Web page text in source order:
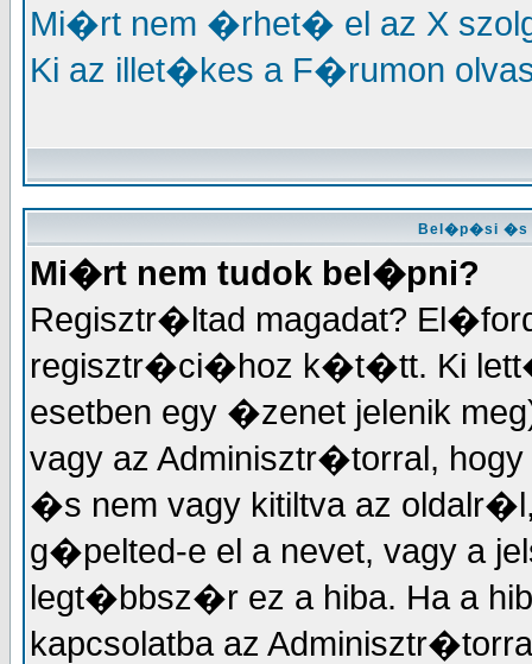
Mi�rt nem �rhet� el az X
Ki az illet�kes a F�rumon
Bel�p�si �s
Mi�rt nem tudok bel�pni?
Regisztr�ltad magadat?
regisztr�ci�hoz k�t�tt. Ki
esetben egy �zenet jelenik
vagy az Adminisztr�torral,
�s nem vagy kitiltva az
g�pelted-e el a nevet, vagy a
legt�bbsz�r ez a hiba. Ha a
kapcsolatba az